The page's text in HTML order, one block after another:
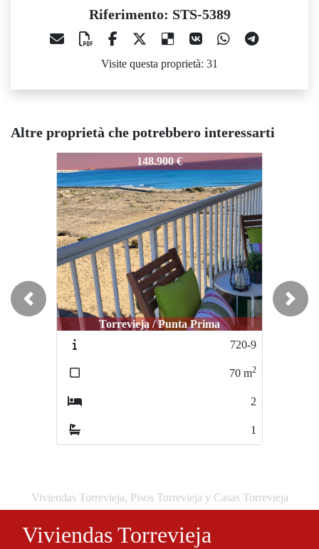
Riferimento: STS-5389
Visite questa proprietà: 31
Altre proprietà che potrebbero interessarti
148.900 €
Torrevieja / Punta Prima
STS-5389 150.000 €
Torrevieja / Punta Prima
Previous Next
Viviendas Torrevieja, Pisos Torrevieja y Casas Torrevieja
Viviendas Torrevieja